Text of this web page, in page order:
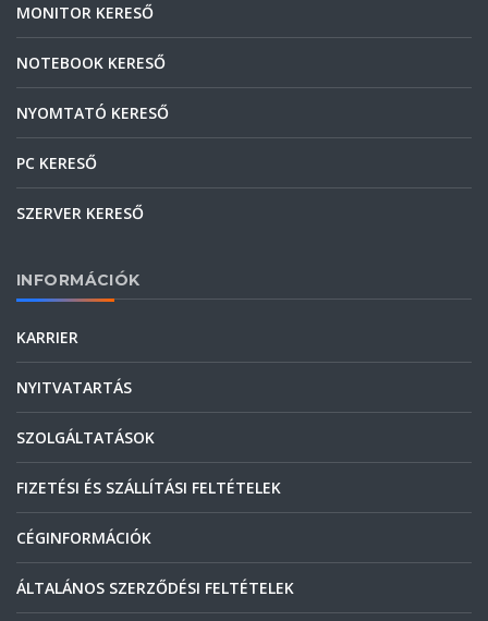
MONITOR KERESŐ
NOTEBOOK KERESŐ
NYOMTATÓ KERESŐ
PC KERESŐ
SZERVER KERESŐ
INFORMÁCIÓK
KARRIER
NYITVATARTÁS
SZOLGÁLTATÁSOK
FIZETÉSI ÉS SZÁLLÍTÁSI FELTÉTELEK
CÉGINFORMÁCIÓK
ÁLTALÁNOS SZERZŐDÉSI FELTÉTELEK